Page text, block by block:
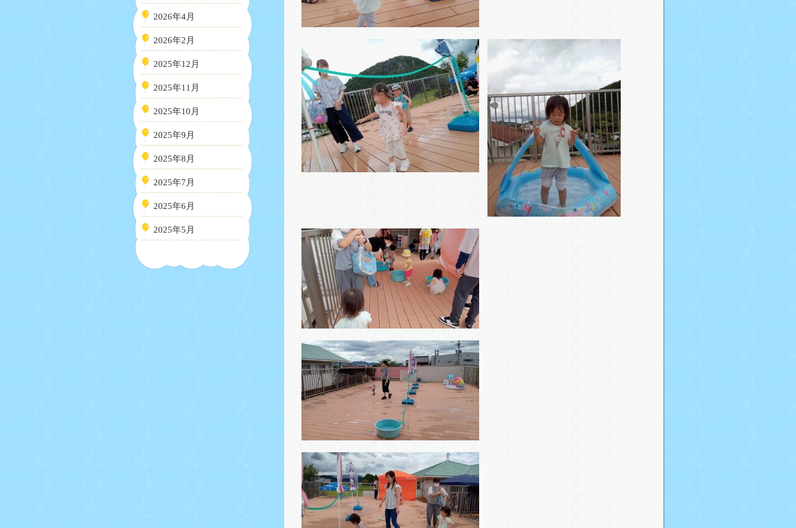
2026年4月
2026年2月
2025年12月
2025年11月
2025年10月
2025年9月
2025年8月
2025年7月
2025年6月
2025年5月